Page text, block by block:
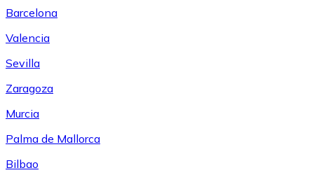
Barcelona
Valencia
Sevilla
Zaragoza
Murcia
Palma de Mallorca
Bilbao